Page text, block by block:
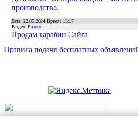
производство.
Дата: 22.05.2024 Время: 13:17
Раздел: Разное
Продам карабин Сайга
Правила подачи бесплатных